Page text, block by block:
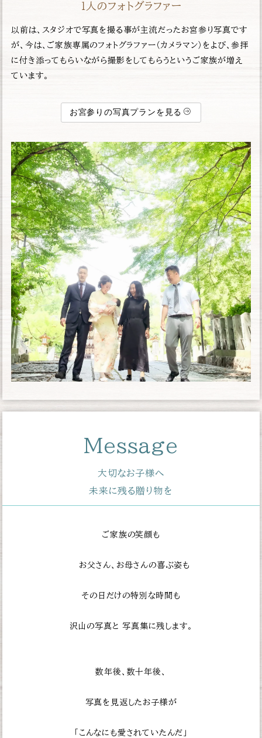
１人のフォトグラファー
以前は、スタジオで写真を撮る事が主流だったお宮参り写真です
が、今は、ご家族専属のフォトグラファー（カメラマン）をよび、参拝
に付き添ってもらいながら撮影をしてもらうというご家族が増え
ています。
お宮参りの写真プランを見る
Message
大切なお子様へ
未来に残る贈り物を
ご家族の笑顔も
お父さん、お母さんの喜ぶ姿も
その日だけの特別な時間も
沢山の写真と 写真集に残します。
数年後、数十年後、
写真を見返したお子様が
「こんなにも愛されていたんだ」